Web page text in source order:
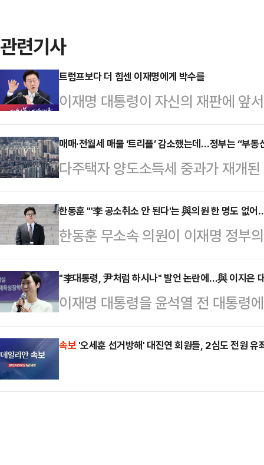
관련기사
트럼프보다 더 힘센 이재명에게 박수를
이재명 대통령이 자신의 재판에 앞
분명히 했다. 그는 8일 취임 1주년
대로 하면 된다”며 “잘못됐으면 취
했다. 그럴듯한 말이다. 그런데 옳
상 규명은 해야 되겠다. 객관적으로
주장했다. 그러니까 법원의 판단을
법하고 합리적인 절차다. 그런데 그
격 받고…
매매·전월세 매물 ‘트리플’ 감소했는데…정부는 “부동
다주택자 양도소득세 중과가 재개
서 매물 잠김 현상이 뚜렷해지고 있
재편 기조를 유지하며 수요 억제에
망된다.10일 부동산 플랫폼 아실에
은 6만840건으로 다주택자 양도
건)보다 11.2% 감소했다.1년 전
준이다.전월세 시장도 상황은 비슷
은 3…
한동훈 "'李 공소취소 안 된다'는 與의원 한 명도 없
한동훈 무소속 의원이 이재명 정부
를 '이재명 대통령을 위한 성남FC
를 퍼부은 더불어민주당을 향해 "
명도 없다. 부끄러운 줄 알라"고 비
"내가 이재명 대통령 사건 뇌물공여
명한 것을 비판하자 민주당이 원색
는 사람이 한명도 없다"…
"李대통령, 尹처럼 하시나" 발언 논란에…與 이지은
이재명 대통령을 윤석열 전 대통령
어민주당 대변인이 대변인직에서
에 "더불어민주당이라는 큰 당의 목
는 부족한 전달력이라면, 집권여당
속보 '오세훈 선거방해' 대진연 회원들, 2심도 전원 유